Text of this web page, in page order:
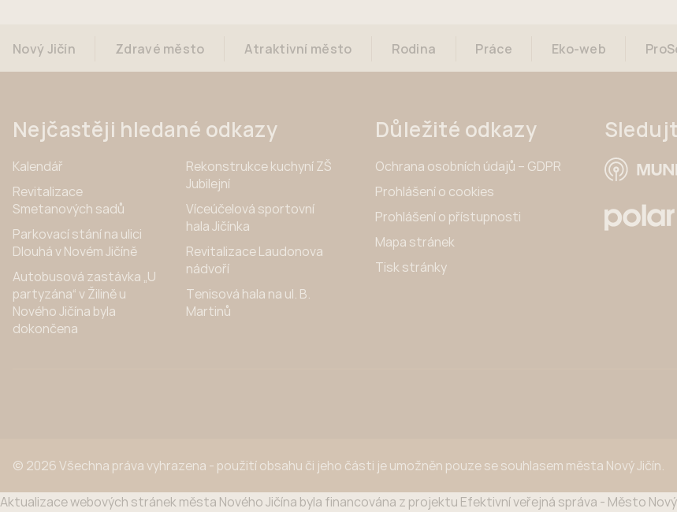
Nový Jičín Zdravé město Atraktivní město Rodina Práce Eko-web
Nejčastěji hledané odkazy
Kalendář
Revitalizace
Smetanových sadů
Parkovací stání na ulici
Dlouhá v Novém Jičíně
Autobusová zastávka „U
partyzána“ v Žilině u
Nového Jičína byla
dokončena
Rekonstrukce kuchyní ZŠ
Jubilejní
Víceúčelová sportovní
hala Jičínka
Revitalizace Laudonova
nádvoří
Tenisová hala na ul. B.
Martinů
Důležité odkazy
Ochrana osobních údajů – GDPR
Prohlášení o cookies
Prohlášení o přístupnosti
Mapa stránek
Tisk stránky
© 2026 Všechna práva vyhrazena - použití obsahu či jeho části je umožněn pouze se souhlasem města Nový Jičín.
Aktualizace webových stránek města Nového Jičína byla financována z projektu Efektivní veřejná správa - Město